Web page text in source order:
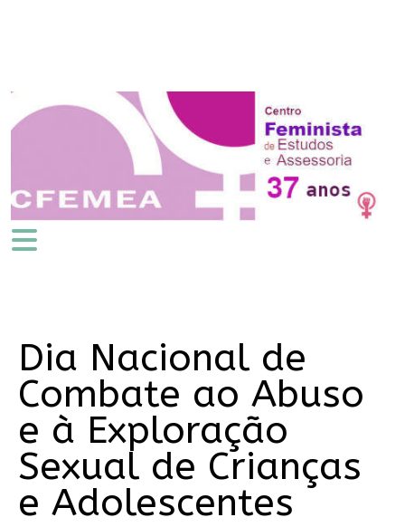
Dia Nacional de
Combate ao Abuso
e à Exploração
Sexual de Crianças
e Adolescentes